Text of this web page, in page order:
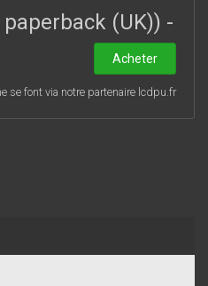
(UK)) -
Acheter
se font via notre partenaire lcdpu.fr